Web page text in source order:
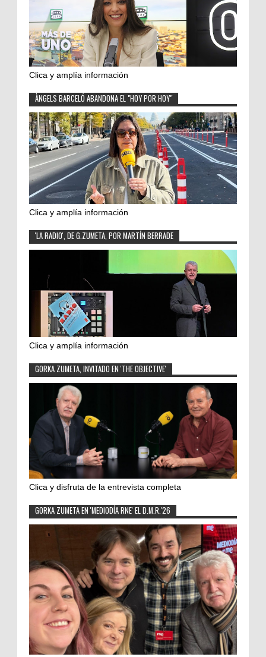
Clica y amplía información
ÀNGELS BARCELÓ ABANDONA EL "HOY POR HOY"
Clica y amplía información
'LA RADIO', DE G.ZUMETA, POR MARTÍN BERRADE
Clica y amplía información
GORKA ZUMETA, INVITADO EN 'THE OBJECTIVE'
Clica y disfruta de la entrevista completa
GORKA ZUMETA EN 'MEDIODÍA RNE' EL D.M.R.'26